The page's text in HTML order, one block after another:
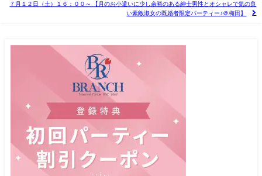
７月１２日（土）１６：００～ 【月のお小遣いに少し余裕のある紳士男性とオシャレで気の良
い素敵淑女の既婚者限定パーティー♪＠梅田】